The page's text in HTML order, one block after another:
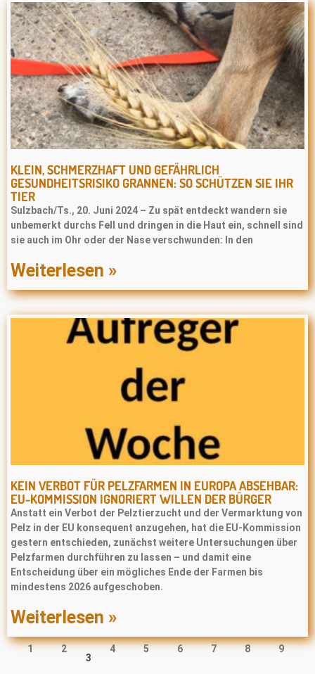
KLEIN, SCHMERZHAFT UND GEFÄHRLICH
GESUNDHEITSRISIKO GRANNEN: SO SCHÜTZEN SIE IHR
TIER
Sulzbach/Ts., 20. Juni 2024 – Zu spät entdeckt wandern sie
unbemerkt durchs Fell und dringen in die Haut ein, schnell sind
sie auch im Ohr oder der Nase verschwunden: In den
Weiterlesen »
KEIN VERBOT FÜR PELZFARMEN IN EUROPA ABSEHBAR:
EU-KOMMISSION IGNORIERT WILLEN DER BÜRGER
Anstatt ein Verbot der Pelztierzucht und der Vermarktung von
Pelz in der EU konsequent anzugehen, hat die EU-Kommission
gestern entschieden, zunächst weitere Untersuchungen über
Pelzfarmen durchführen zu lassen – und damit eine
Entscheidung über ein mögliches Ende der Farmen bis
mindestens 2026 aufgeschoben.
Weiterlesen »
1
2
3
4 5 6 7 8 9